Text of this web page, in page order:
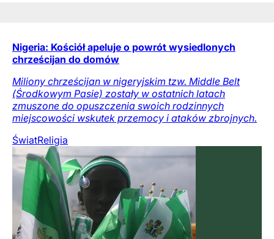
Nigeria: Kościół apeluje o powrót wysiedlonych
chrześcijan do domów
Miliony chrześcijan w nigeryjskim tzw. Middle Belt
(Środkowym Pasie) zostały w ostatnich latach
zmuszone do opuszczenia swoich rodzinnych
miejscowości wskutek przemocy i ataków zbrojnych.
ŚwiatReligia